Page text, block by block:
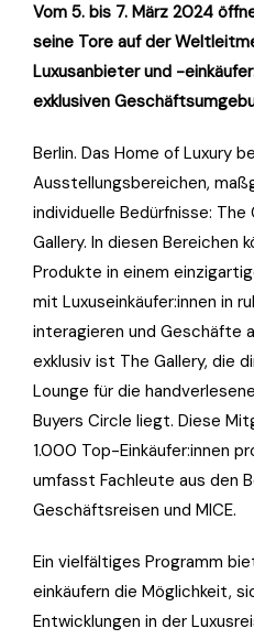
Vom 5. bis 7. März 2024
seine Tore auf der
Luxusanbieter und -
exklusiven
Berlin. Das Home of Luxury
Ausstellungsbereichen,
individuelle Bedürfnisse:
Gallery. In diesen Bereichen
Produkte in einem
mit Luxuseinkäufer:innen in
interagieren und Geschäfte
exklusiv ist The Gallery, die
Lounge für die
Buyers Circle liegt. Diese
1.000 Top-Einkäufer:innen
umfasst Fachleute aus den
Geschäftsreisen und MICE.
Ein vielfältiges Programm
einkäufern die Möglichkeit,
Entwicklungen in der